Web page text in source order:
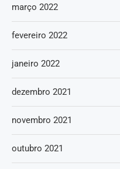
março 2022
fevereiro 2022
janeiro 2022
dezembro 2021
novembro 2021
outubro 2021